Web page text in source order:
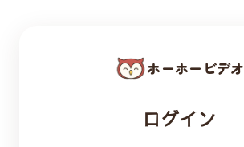
ホーホービデオ
ログイン